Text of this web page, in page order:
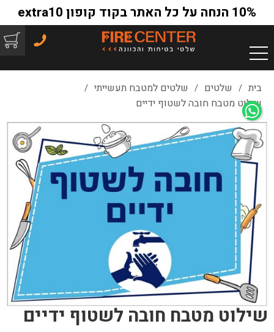
10% הנחה על כל האתר בקוד קופון extra10
בית / שלטים / שלטים למטבח תעשייתי /
שילוט מטבח חובה לשטוף ידיים
שילוט מטבח חובה לשטוף ידיים